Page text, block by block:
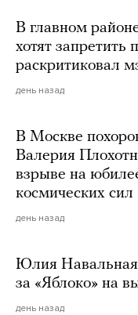
В главном
хотят запретить
раскритиковал
день назад
В Москве
Валерия
взрыве на
космических сил
день назад
Юлия Навальная
за «Яблоко» на
день назад